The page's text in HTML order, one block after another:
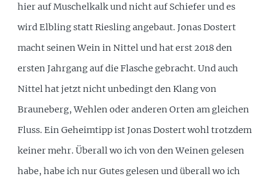
hier auf Muschelkalk und nicht auf Schiefer und es
wird Elbling statt Riesling angebaut. Jonas Dostert
macht seinen Wein in Nittel und hat erst 2018 den
ersten Jahrgang auf die Flasche gebracht. Und auch
Nittel hat jetzt nicht unbedingt den Klang von
Brauneberg, Wehlen oder anderen Orten am gleichen
Fluss. Ein Geheimtipp ist Jonas Dostert wohl trotzdem
keiner mehr. Überall wo ich von den Weinen gelesen
habe, habe ich nur Gutes gelesen und überall wo ich